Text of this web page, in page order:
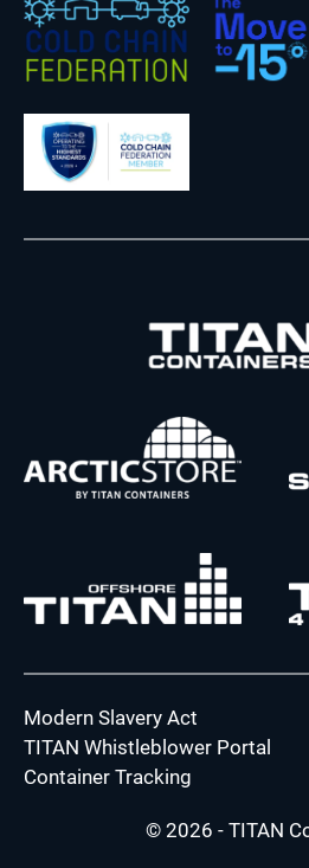
Modern Slavery Act
TITAN Whistleblower Portal
Container Tracking
© 2026 - TITAN